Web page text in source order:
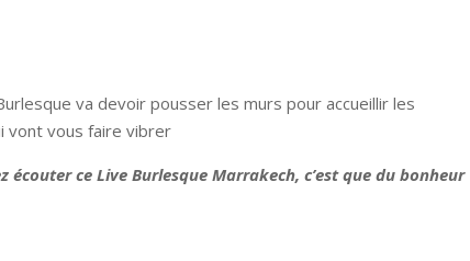
va devoir pousser les murs pour accueillir les
vont vous faire vibrer
écouter ce Live Burlesque Marrakech, c’est que du bonheur